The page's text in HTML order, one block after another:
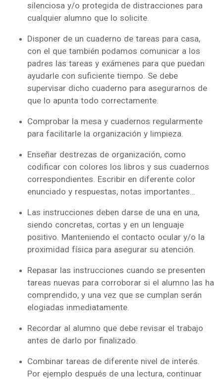
silenciosa y/o protegida de distracciones para
cualquier alumno que lo solicite.
Disponer de un cuaderno de tareas para casa,
con el que también podamos comunicar a los
padres las tareas y exámenes para que puedan
ayudarle con suficiente tiempo. Se debe
supervisar dicho cuaderno para asegurarnos de
que lo apunta todo correctamente.
Comprobar la mesa y cuadernos regularmente
para facilitarle la organización y limpieza.
Enseñar destrezas de organización, como
codificar con colores los libros y sus cuadernos
correspondientes. Escribir en diferente color
enunciado y respuestas, notas importantes…
Las instrucciones deben darse de una en una,
siendo concretas, cortas y en un lenguaje
positivo. Manteniendo el contacto ocular y/o la
proximidad física para asegurar su atención.
Repasar las instrucciones cuando se presenten
tareas nuevas para corroborar si el alumno las ha
comprendido, y una vez que se cumplan serán
elogiadas inmediatamente.
Recordar al alumno que debe revisar el trabajo
antes de darlo por finalizado.
Combinar tareas de diferente nivel de interés.
Por ejemplo después de una lectura, continuar